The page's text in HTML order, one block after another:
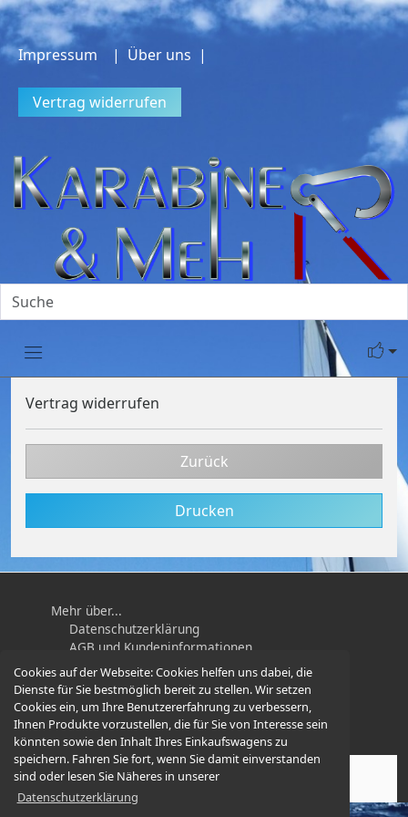
Cookies auf der Webseite:Cookies helfen uns dabei, die
Dienste für Sie bestmöglich bereit zu stellen. Wir setzen
Cookies ein, um Ihre Benutzererfahrung zu verbessern,
Ihnen Produkte vorzustellen, die für Sie von Interesse sein
könnten sowie den Inhalt Ihres Einkaufswagens zu
speichern. Fahren Sie fort, wenn Sie damit einverstanden
sind oder lesen Sie Näheres in unserer
Datenschutzerklärung
Impressum | Über uns |
Vertrag widerrufen
Vertrag widerrufen
Zurück
Drucken
Mehr über...
Datenschutzerklärung
AGB und Kundeninformationen
Impressum
Widerrufsbelehrung / Muster-
Widerrufsformular
© 2026 -
Karabiner-und-Mehr.de